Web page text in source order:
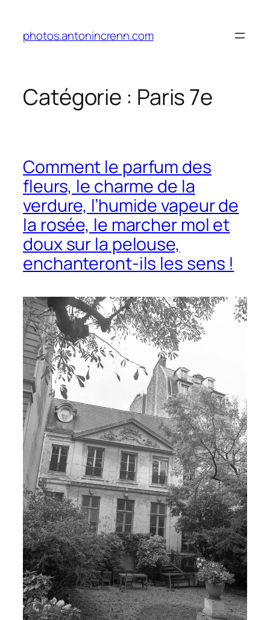
contenu
photos.antonincrenn.com
Catégorie : Paris 7e
Comment le parfum des
fleurs, le charme de la
verdure, l’humide vapeur de
la rosée, le marcher mol et
doux sur la pelouse,
enchanteront-ils les sens !